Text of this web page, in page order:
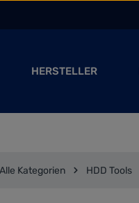
HERSTELLER
Alle Kategorien HDD Tools